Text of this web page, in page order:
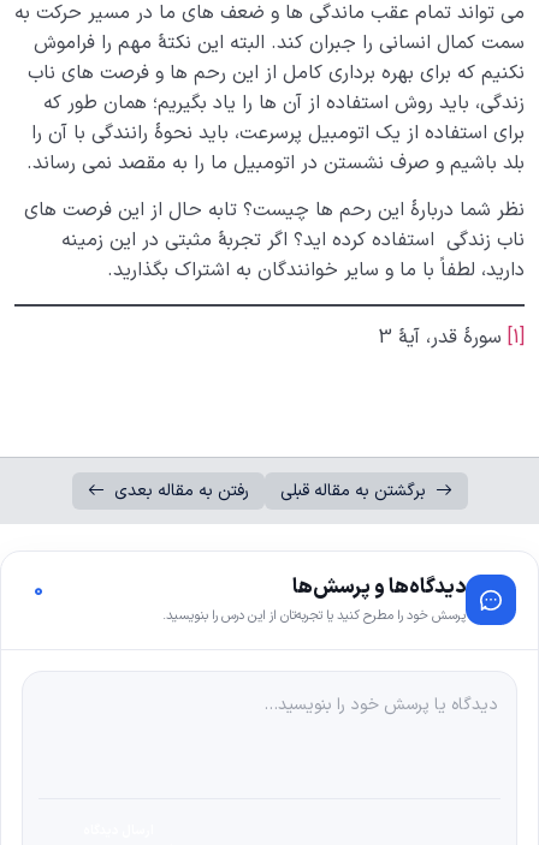
می تواند تمام عقب ماندگی ها و ضعف های ما در مسیر حرکت به
سمت کمال انسانی را جبران کند. البته این نکتۀ مهم را فراموش
نکنیم که برای بهره برداری کامل از این رحم ها و فرصت های ناب
زندگی، باید روش استفاده از آن ها را یاد بگیریم؛ همان طور که
برای استفاده از یک اتومبیل پرسرعت، باید نحوۀ رانندگی با آن را
بلد باشیم و صرف نشستن در اتومبیل ما را به مقصد نمی رساند.
نظر شما دربارۀ این رحم ها چیست؟ تابه حال از این فرصت های
ناب زندگی استفاده کرده اید؟ اگر تجربۀ مثبتی در این زمینه
دارید، لطفاً با ما و سایر خوانندگان به اشتراک بگذارید.
[1] سورۀ قدر، آیۀ 3
برگشتن به مقاله قبلی رفتن به مقاله بعدی
دیدگاه‌ها و پرسش‌ها
پرسش خود را مطرح کنید یا تجربه‌تان از این درس را بنویسید.
0